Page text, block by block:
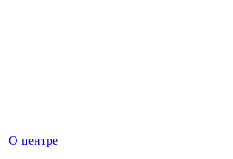
О центре